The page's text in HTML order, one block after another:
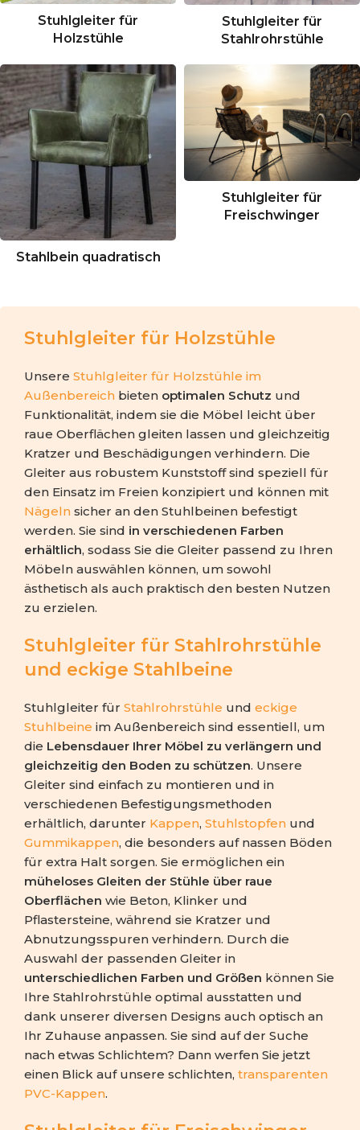
Stuhlgleiter für
Holzstühle
Stuhlgleiter für
Stahlrohrstühle
Stahlbein quadratisch
Stuhlgleiter für
Freischwinger
Stuhlgleiter für Holzstühle
Unsere Stuhlgleiter für Holzstühle im
Außenbereich bieten optimalen Schutz und
Funktionalität, indem sie die Möbel leicht über
raue Oberflächen gleiten lassen und gleichzeitig
Kratzer und Beschädigungen verhindern. Die
Gleiter aus robustem Kunststoff sind speziell für
den Einsatz im Freien konzipiert und können mit
Nägeln sicher an den Stuhlbeinen befestigt
werden. Sie sind in verschiedenen Farben
erhältlich, sodass Sie die Gleiter passend zu Ihren
Möbeln auswählen können, um sowohl
ästhetisch als auch praktisch den besten Nutzen
zu erzielen.
Stuhlgleiter für Stahlrohrstühle
und eckige Stahlbeine
Stuhlgleiter für Stahlrohrstühle und eckige
Stuhlbeine im Außenbereich sind essentiell, um
die Lebensdauer Ihrer Möbel zu verlängern und
gleichzeitig den Boden zu schützen. Unsere
Gleiter sind einfach zu montieren und in
verschiedenen Befestigungsmethoden
erhältlich, darunter Kappen, Stuhlstopfen und
Gummikappen, die besonders auf nassen Böden
für extra Halt sorgen. Sie ermöglichen ein
müheloses Gleiten der Stühle über raue
Oberflächen wie Beton, Klinker und
Pflastersteine, während sie Kratzer und
Abnutzungsspuren verhindern. Durch die
Auswahl der passenden Gleiter in
unterschiedlichen Farben und Größen können Sie
Ihre Stahlrohrstühle optimal ausstatten und
dank unserer diversen Designs auch optisch an
Ihr Zuhause anpassen. Sie sind auf der Suche
nach etwas Schlichtem? Dann werfen Sie jetzt
einen Blick auf unsere schlichten, transparenten
PVC-Kappen.